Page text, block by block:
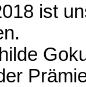
ist